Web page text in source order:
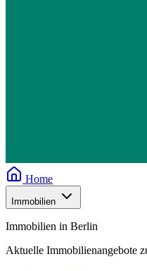
Home
Immobilien
Immobilien in Berlin
Aktuelle Immobilienangebote